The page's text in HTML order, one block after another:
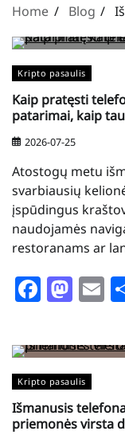
Home Blog
Kripto pasaulis
Kaip pratęsti
patarimai, kaip
2026-07-25
Atostogų metu
svarbiausių
įspūdingus
naudojamės
restoranams ar
Kripto pasaulis
Išmanusis
priemonės virsta